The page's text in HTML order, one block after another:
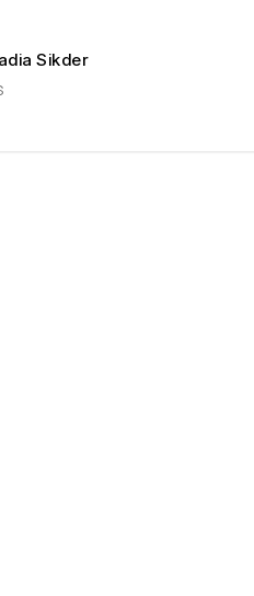
Sikder